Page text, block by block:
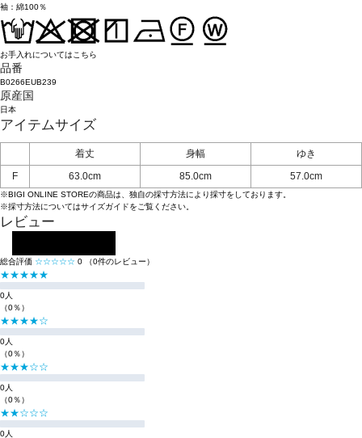
袖：綿100％
お手入れについてはこちら
品番
B0266EUB239
原産国
日本
アイテムサイズ
着丈 身幅
ゆき
F
63.0cm 85.0cm 57.0cm
※BIGI ONLINE STOREの商品は、独自の採寸方法により採寸をしております。
※採寸方法についてはサイズガイドをご覧ください。
レビュー
総合評価 ☆☆☆☆☆ 0 （0件のレビュー）
★★★★★
0人
（0％）
★★★★☆
0人
（0％）
★★★☆☆
0人
（0％）
★★☆☆☆
0人